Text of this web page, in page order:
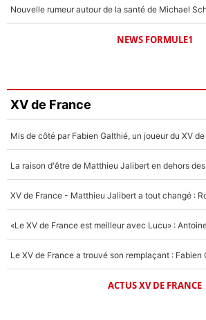
NEWS FORMULE1
XV de France
ACTUS XV DE FRANCE